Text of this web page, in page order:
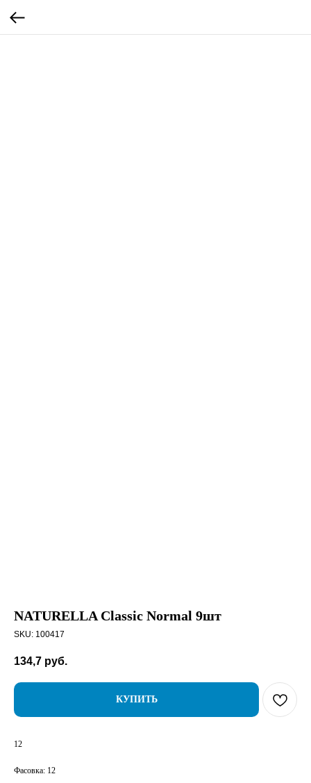
NATURELLA Classic Normal 9шт
SKU: 100417
134,7 руб.
КУПИТЬ
12
Фасовка: 12